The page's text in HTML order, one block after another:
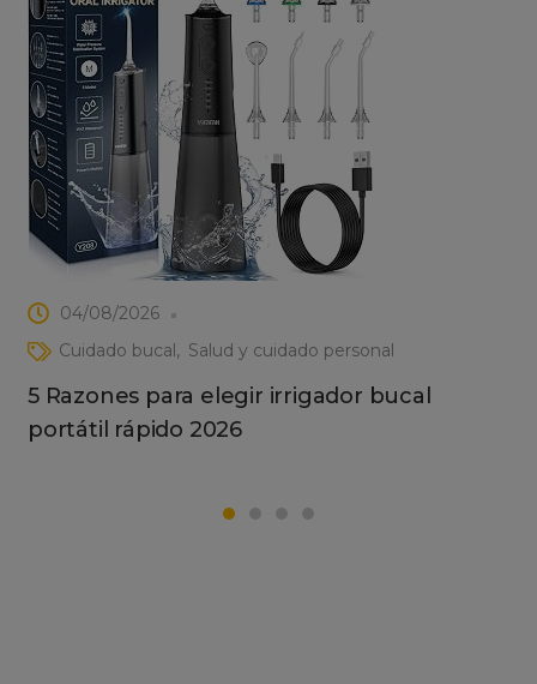
04/08/2026
Cuidado bucal
Salud y cuidado personal
5 Razones para elegir irrigador bucal
portátil rápido 2026